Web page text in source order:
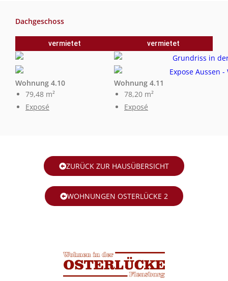
Dachgeschoss
vermietet
Wohnung 4.10
79,48 m²
Exposé
vermietet
Wohnung 4.11
78,20 m²
Exposé
ZURÜCK ZUR HAUSÜBERSICHT
WOHNUNGEN OSTERLÜCKE 2